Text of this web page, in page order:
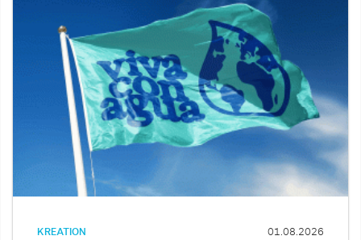
KREATION 01.08.2026